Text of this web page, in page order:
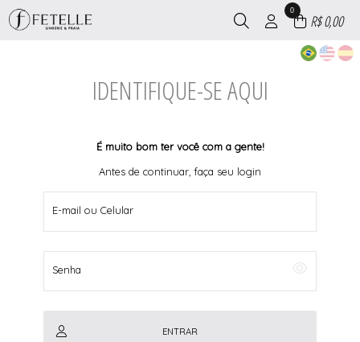
0
R$ 0,00
IDENTIFIQUE-SE AQUI
É muito bom ter você com a gente!
Antes de continuar, faça seu login
E-mail ou Celular
Senha
ENTRAR